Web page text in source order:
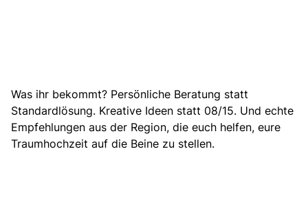
Was ihr bekommt? Persönliche Beratung statt
Standardlösung. Kreative Ideen statt 08/15. Und echte
Empfehlungen aus der Region, die euch helfen, eure
Traumhochzeit auf die Beine zu stellen.